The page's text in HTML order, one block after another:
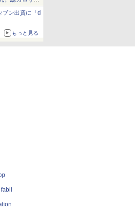
ブン出資に「d
もっと見る